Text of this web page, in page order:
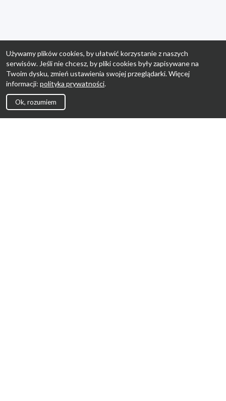
Używamy plików cookies, by ułatwić korzystanie z naszych
serwisów. Jeśli nie chcesz, by pliki cookies były zapisywane na
Twoim dysku, zmień ustawienia swojej przeglądarki. Więcej
informacji: polityka prywatności.
Ok, rozumiem